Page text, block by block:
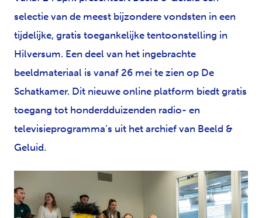
selectie van de meest bijzondere vondsten in een
tijdelijke, gratis toegankelijke tentoonstelling in
Hilversum. Een deel van het ingebrachte
beeldmateriaal is vanaf 26 mei te zien op De
Schatkamer. Dit nieuwe online platform biedt gratis
toegang tot honderdduizenden radio- en
televisieprogramma’s uit het archief van Beeld &
Geluid.